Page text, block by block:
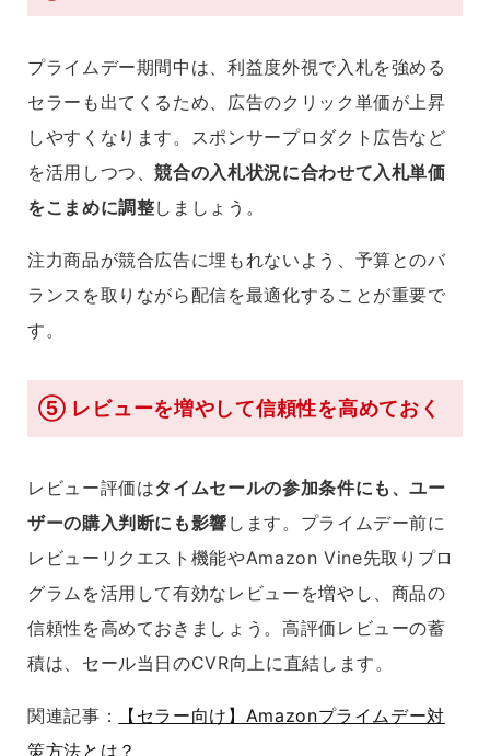
プライムデー期間中は、利益度外視で入札を強める
セラーも出てくるため、広告のクリック単価が上昇
しやすくなります。スポンサープロダクト広告など
を活用しつつ、競合の入札状況に合わせて入札単価
をこまめに調整しましょう。
注力商品が競合広告に埋もれないよう、予算とのバ
ランスを取りながら配信を最適化することが重要で
す。
⑤ レビューを増やして信頼性を高めておく
レビュー評価はタイムセールの参加条件にも、ユー
ザーの購入判断にも影響 します。プライムデー前に
レビューリクエスト機能やAmazon Vine先取りプロ
グラムを活用して有効なレビューを増やし、商品の
信頼性を高めておきましょう。高評価レビューの蓄
積は、セール当日のCVR向上に直結します。
関連記事：
【セラー向け】Amazonプライムデー対
策方法とは？